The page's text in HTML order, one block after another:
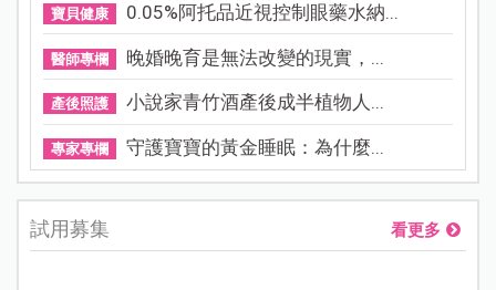
寶貝健康 0.05%阿托品近視控制眼藥水納...
醫師專欄 晚婚晚育是無法改變的現實，...
產後照護 小說家青竹酒產後成半植物人...
專家專欄 守護寶寶的黃金睡眠：為什麼...
試用募集 看更多